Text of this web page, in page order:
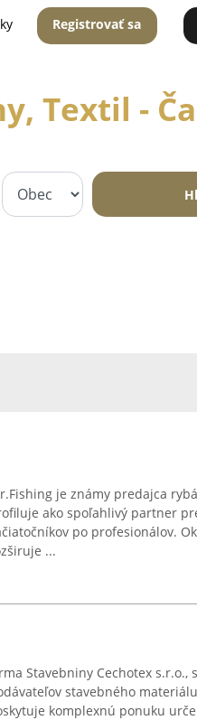
Registrovať sa
Textil -
je známy predajca
ako spoľahlivý partner
po profesionálov.
...
Stavebniny Cechotex
stavebného
komplexnú ponuku